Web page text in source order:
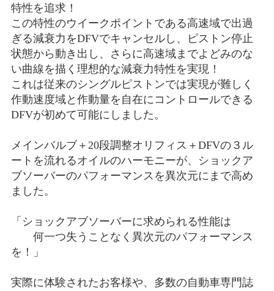
特性を追求！
この特性のウイークポイントである高速域で出過
ぎる減衰力をDFVでキャンセルし、ピストン停止
状態から動き出し、さらに高速域までよどみのな
い曲線を描く理想的な減衰力特性を実現！
これは従来のシングルピストンでは実現が難しく
作動速度域と作動量を自在にコントロールできる
DFVが初めて可能にしました。
メインバルブ＋20段調整オリフィス＋DFVの３ル
ートを流れるオイルのハーモニーが、ショックア
ブソーバーのパフォーマンスを異次元にまで高め
ました。
「ショックアブソーバーに求められる性能は
何一つ失うことなく異次元のパフォーマンス
を！」
実際に体験されたお客様や、多数の自動車専門誌